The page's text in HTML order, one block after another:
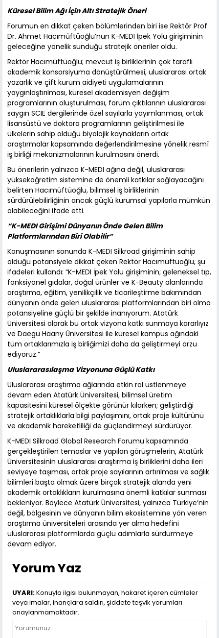
Küresel Bilim Ağı İçin Altı Stratejik Öneri
Forumun en dikkat çeken bölümlerinden biri ise Rektör Prof.
Dr. Ahmet Hacımüftüoğlu’nun K-MEDI İpek Yolu girişiminin
geleceğine yönelik sunduğu stratejik öneriler oldu.
Rektör Hacımüftüoğlu; mevcut iş birliklerinin çok taraflı
akademik konsorsiyuma dönüştürülmesi, uluslararası ortak
yazarlık ve çift kurum aidiyeti uygulamalarının
yaygınlaştırılması, küresel akademisyen değişim
programlarının oluşturulması, forum çıktılarının uluslararası
saygın SCIE dergilerinde özel sayılarla yayımlanması, ortak
lisansüstü ve doktora programlarının geliştirilmesi ile
ülkelerin sahip olduğu biyolojik kaynakların ortak
araştırmalar kapsamında değerlendirilmesine yönelik resmî
iş birliği mekanizmalarının kurulmasını önerdi.
Bu önerilerin yalnızca K-MEDI ağına değil, uluslararası
yükseköğretim sistemine de önemli katkılar sağlayacağını
belirten Hacımüftüoğlu, bilimsel iş birliklerinin
sürdürülebilirliğinin ancak güçlü kurumsal yapılarla mümkün
olabileceğini ifade etti.
“K-MEDI Girişimi Dünyanın Önde Gelen Bilim
Platformlarından Biri Olabilir”
Konuşmasının sonunda K-MEDI Silkroad girişiminin sahip
olduğu potansiyele dikkat çeken Rektör Hacımüftüoğlu, şu
ifadeleri kullandı: “K-MEDI İpek Yolu girişiminin; geleneksel tıp,
fonksiyonel gıdalar, doğal ürünler ve K-Beauty alanlarında
araştırma, eğitim, yenilikçilik ve ticarileştirme bakımından
dünyanın önde gelen uluslararası platformlarından biri olma
potansiyeline güçlü bir şekilde inanıyorum. Atatürk
Üniversitesi olarak bu ortak vizyona katkı sunmaya kararlıyız
ve Daegu Haany Üniversitesi ile küresel kampüs ağındaki
tüm ortaklarımızla iş birliğimizi daha da geliştirmeyi arzu
ediyoruz.”
Uluslararasılaşma Vizyonuna Güçlü Katkı
Uluslararası araştırma ağlarında etkin rol üstlenmeye
devam eden Atatürk Üniversitesi, bilimsel üretim
kapasitesini küresel ölçekte görünür kılarken; geliştirdiği
stratejik ortaklıklarla bilgi paylaşımını, ortak proje kültürünü
ve akademik hareketliliği de güçlendirmeyi sürdürüyor.
K-MEDI Silkroad Global Research Forumu kapsamında
gerçekleştirilen temaslar ve yapılan görüşmelerin, Atatürk
Üniversitesinin uluslararası araştırma iş birliklerini daha ileri
seviyeye taşıması, ortak proje sayılarının artırılması ve sağlık
bilimleri başta olmak üzere birçok stratejik alanda yeni
akademik ortaklıkların kurulmasına önemli katkılar sunması
bekleniyor. Böylece Atatürk Üniversitesi, yalnızca Türkiye’nin
değil, bölgesinin ve dünyanın bilim ekosistemine yön veren
araştırma üniversiteleri arasında yer alma hedefini
uluslararası platformlarda güçlü adımlarla sürdürmeye
devam ediyor.
Yorum Yaz
UYARI:Konuyla ilgisi bulunmayan, hakaret içeren cümleler
veya imalar, inançlara saldırı, şiddete teşvik yorumları
onaylanmamaktadır.